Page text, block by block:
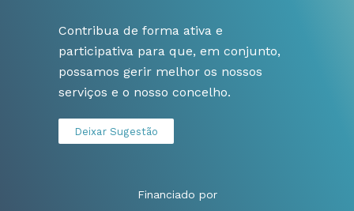
Contribua de forma ativa e
participativa para que, em conjunto,
possamos gerir melhor os nossos
serviços e o nosso concelho.
Deixar Sugestão
Financiado por